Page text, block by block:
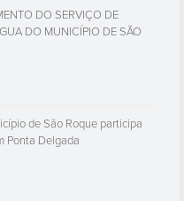
DO SERVIÇO DE
DO MUNICÍPIO DE SÃO
de São Roque participa
Ponta Delgada